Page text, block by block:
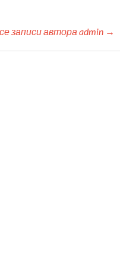
записи автора admin →